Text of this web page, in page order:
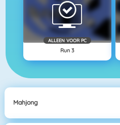
ALLEEN VOOR PC
Run 3
Mahjong